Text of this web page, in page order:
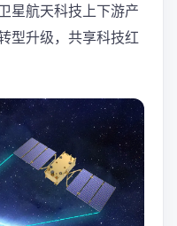
星航天科技上下游产
型升级，共享科技红